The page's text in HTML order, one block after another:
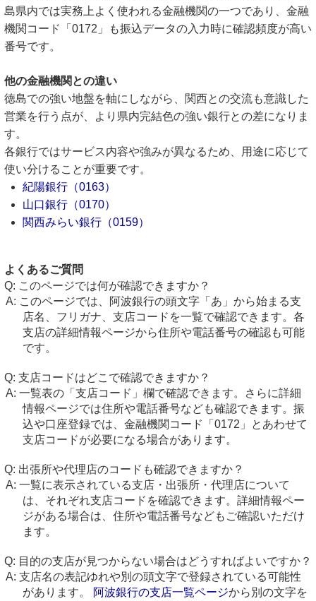
島県内では実務上よく使われる金融機関の一つであり、金融
機関コード「0172」も振込データの入力時に確認頻度が高い
番号です。
他の金融機関との違い
徳島での強い地盤を軸にしながら、関西との交流も意識した
営業を行う点が、より県内完結色の強い銀行との差になりま
す。
各銀行ではサービス内容や強みが異なるため、用途に応じて
使い分けることが重要です。
紀陽銀行（0163）
山口銀行（0170）
関西みらい銀行（0159）
よくあるご質問
このページでは何が確認できますか？
このページでは、阿波銀行の頭文字「あ」から始まる支
店名、フリガナ、支店コードを一覧で確認できます。各
支店の詳細情報ページから住所や電話番号の確認も可能
です。
支店コードはどこで確認できますか？
一覧表の「支店コード」欄で確認できます。さらに詳細
情報ページでは住所や電話番号なども確認できます。振
込や口座登録では、金融機関コード「0172」とあわせて
支店コードが必要になる場合があります。
出張所や代理店のコードも確認できますか？
一覧に表示されている支店・出張所・代理店について
は、それぞれ支店コードを確認できます。詳細情報ペー
ジがある場合は、住所や電話番号などもご確認いただけ
ます。
目的の支店が見つからない場合はどうすればよいですか？
支店名の表記ゆれや別の頭文字で登録されている可能性
があります。
阿波銀行の支店一覧ページから別の文字を